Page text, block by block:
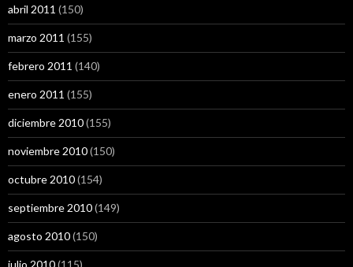
abril 2011 (150)
marzo 2011 (155)
febrero 2011 (140)
enero 2011 (155)
diciembre 2010(155)
noviembre 2010(150)
octubre 2010(154)
septiembre 2010(149)
agosto 2010(150)
julio 2010(115)